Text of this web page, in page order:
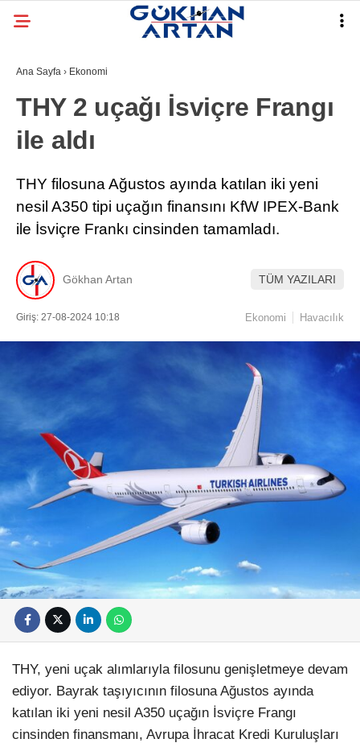
Ana Sayfa › Ekonomi
THY 2 uçağı İsviçre Frangı
ile aldı
THY filosuna Ağustos ayında katılan iki yeni
nesil A350 tipi uçağın finansını KfW IPEX-Bank
ile İsviçre Frankı cinsinden tamamladı.
Gökhan Artan TÜM YAZILARI
Giriş: 27-08-2024 10:18 Ekonomi Havacılık
THY, yeni uçak alımlarıyla filosunu genişletmeye devam
ediyor. Bayrak taşıyıcının filosuna Ağustos ayında
katılan iki yeni nesil A350 uçağın İsviçre Frangı
cinsinden finansmanı, Avrupa İhracat Kredi Kuruluşları